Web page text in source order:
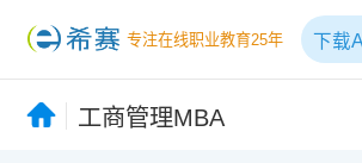
专注在线职业教育25年 下载
工商管理MBA